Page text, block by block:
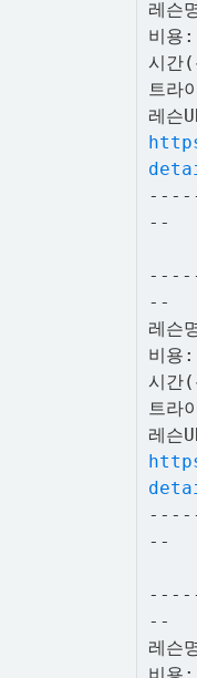
레슨
비용
시간
트라
레슨
--
--
레슨
비용
시간
트라
레슨
--
--
레슨